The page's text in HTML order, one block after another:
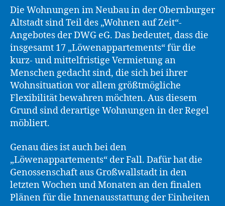
Die Wohnungen im Neubau in der Obernburger
Altstadt sind Teil des „Wohnen auf Zeit“-
Angebotes der DWG eG. Das bedeutet, dass die
insgesamt 17 „Löwenappartements“ für die
kurz- und mittelfristige Vermietung an
Menschen gedacht sind, die sich bei ihrer
Wohnsituation vor allem größtmögliche
Flexibilität bewahren möchten. Aus diesem
Grund sind derartige Wohnungen in der Regel
möbliert.
Genau dies ist auch bei den
„Löwenappartements“ der Fall. Dafür hat die
Genossenschaft aus Großwallstadt in den
letzten Wochen und Monaten an den finalen
Plänen für die Innenausstattung der Einheiten